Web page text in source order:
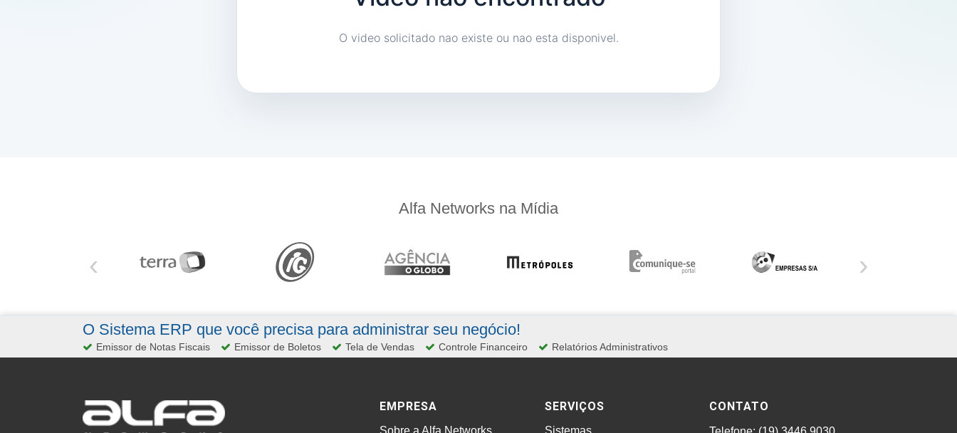
O video solicitado nao existe ou nao esta disponivel.
Alfa Networks na Mídia
‹ ›
O Sistema ERP que você precisa para administrar seu negócio!
Emissor de Notas Fiscais Emissor de Boletos Tela de Vendas Controle Financeiro Relatórios Administrativos
EMPRESA SERVIÇOS CONTATO